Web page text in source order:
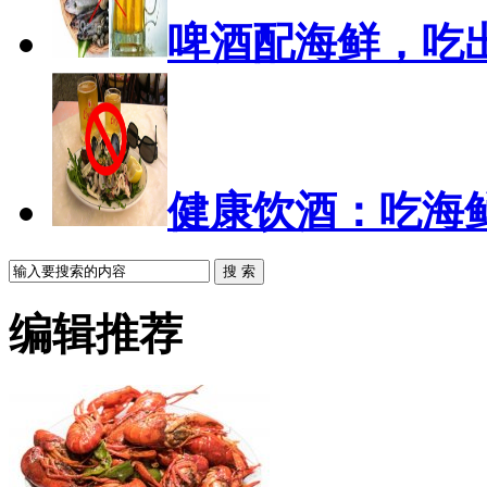
啤酒配海鲜，吃
健康饮酒：吃海
搜 索
编辑推荐